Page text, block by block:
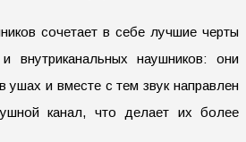
сочетает в себе лучшие черты
внутриканальных наушников: они
и вместе с тем звук направлен
канал, что делает их более